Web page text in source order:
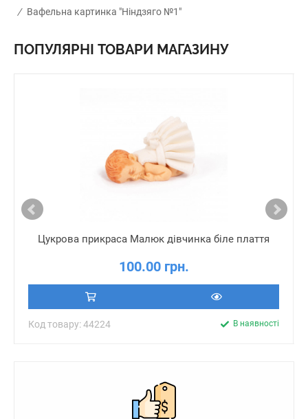
/ Вафельна картинка "Ніндзяго №1"
ПОПУЛЯРНІ ТОВАРИ МАГАЗИНУ
Цукрова прикраса Малюк дівчинка біле плаття
100.00 грн.
Код товару: 44224 В наявності